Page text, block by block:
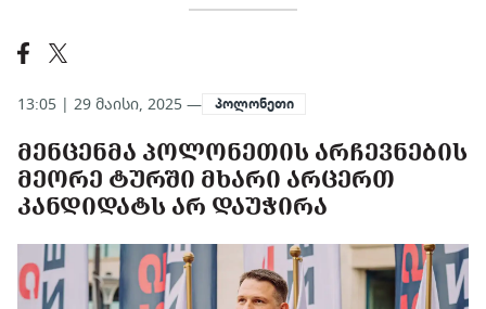
13:05 | 29 მაისი, 2025 — პოლონეთი
ᲛᲔᲜᲪᲔᲜᲛᲐ ᲞᲝᲚᲝᲜᲔᲗᲘᲡ ᲐᲠᲩᲔᲕᲜᲔᲑᲘᲡ
ᲛᲔᲝᲠᲔ ᲢᲣᲠᲨᲘ ᲛᲮᲐᲠᲘ ᲐᲠᲪᲔᲠᲗ
ᲙᲐᲜᲓᲘᲓᲐᲢᲡ ᲐᲠ ᲓᲐᲣᲭᲘᲠᲐ